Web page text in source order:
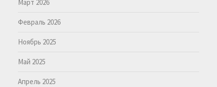
Март 2026
Февраль 2026
Ноябрь 2025
Май 2025
Апрель 2025